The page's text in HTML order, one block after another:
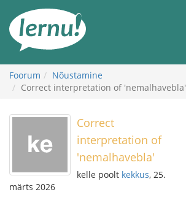
juurde
Foorum
Nõustamine
Correct interpretation of 'nemalhavebla'
Correct
interpretation of
'nemalhavebla'
kelle poolt kekkus, 25.
märts 2026